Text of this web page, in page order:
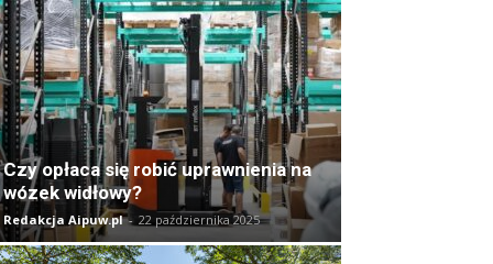
Czy opłaca się robić uprawnienia na
wózek widłowy?
Redakcja Aipuw.pl - 22 października 2025